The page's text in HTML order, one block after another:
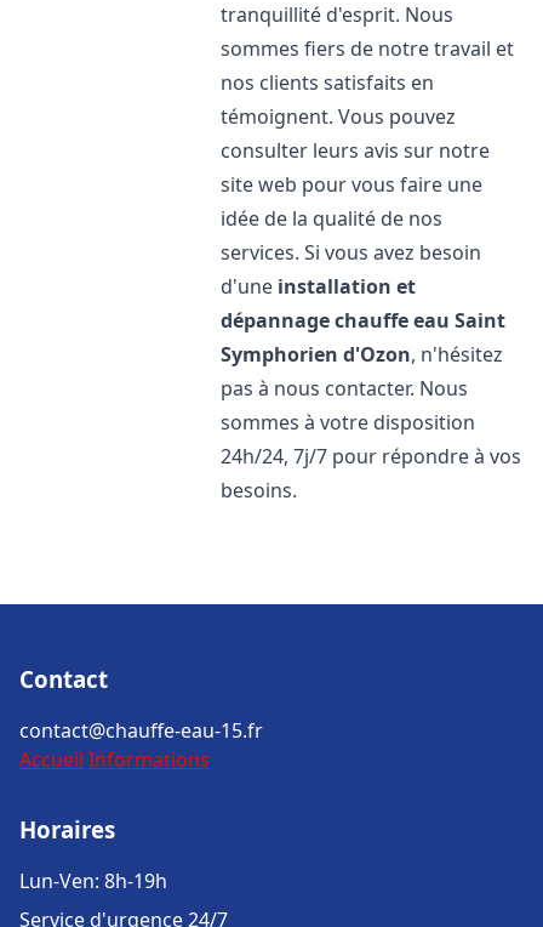
tranquillité d'esprit. Nous
sommes fiers de notre travail et
nos clients satisfaits en
témoignent. Vous pouvez
consulter leurs avis sur notre
site web pour vous faire une
idée de la qualité de nos
services. Si vous avez besoin
d'une installation et
dépannage chauffe eau Saint
Symphorien d'Ozon, n'hésitez
pas à nous contacter. Nous
sommes à votre disposition
24h/24, 7j/7 pour répondre à vos
besoins.
Contact
contact@chauffe-eau-15.fr
Accueil Informations
Horaires
Lun-Ven: 8h-19h
Service d'urgence 24/7